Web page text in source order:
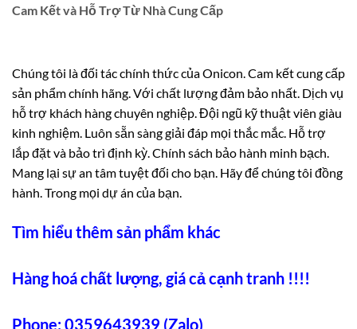
Cam Kết và Hỗ Trợ Từ Nhà Cung Cấp
Chúng tôi là đối tác chính thức của Onicon. Cam kết cung cấp
sản phẩm chính hãng. Với chất lượng đảm bảo nhất. Dịch vụ
hỗ trợ khách hàng chuyên nghiệp. Đội ngũ kỹ thuật viên giàu
kinh nghiệm. Luôn sẵn sàng giải đáp mọi thắc mắc. Hỗ trợ
lắp đặt và bảo trì định kỳ. Chính sách bảo hành minh bạch.
Mang lại sự an tâm tuyệt đối cho bạn. Hãy để chúng tôi đồng
hành. Trong mọi dự án của bạn.
Tìm hiểu thêm sản phẩm khác
Hàng hoá chất lượng, giá cả cạnh tranh !!!!
Phone: 0359643939 (Zalo)